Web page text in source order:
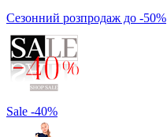
Сезонний розпродаж до -50%
Sale -40%